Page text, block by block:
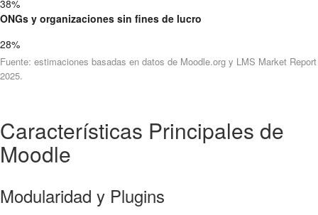
38%
ONGs y organizaciones sin fines de lucro
28%
Fuente: estimaciones basadas en datos de Moodle.org y LMS Market Report
2025.
Características Principales de
Moodle
Modularidad y Plugins